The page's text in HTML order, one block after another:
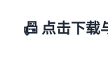
📠 点击下载